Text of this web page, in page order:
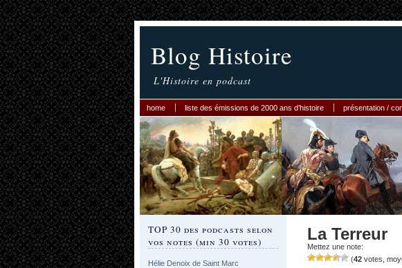
Blog Histoire
L'Histoire en podcast
home liste des émissions de 2000 ans d’histoire présentation /
TOP 30 des podcasts selon
vos notes (min 30 votes)
Hélie Denoix de Saint Marc
La Terreur
Mettez une note:
(42 votes,